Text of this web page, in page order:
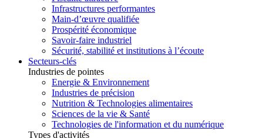
Infrastructures performantes
Main-d’œuvre qualifiée
Prospérité économique
Savoir-faire industriel
Sécurité, stabilité et institutions à l’écoute
Secteurs-clés
Industries de pointes
Energie & Environnement
Industries de précision
Nutrition & Technologies alimentaires
Sciences de la vie & Santé
Technologies de l'information et du numérique
Types d'activités